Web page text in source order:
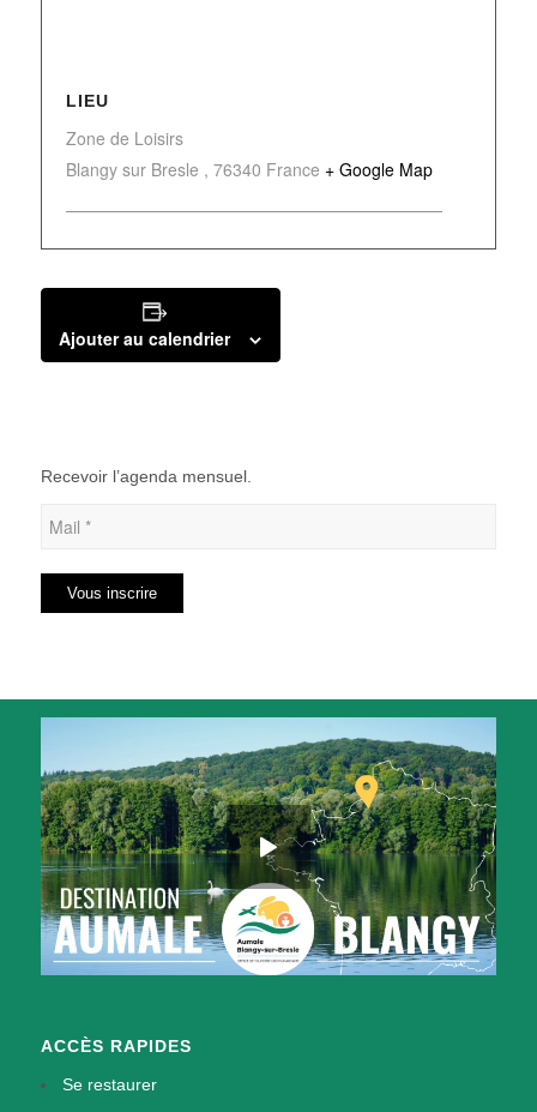
LIEU
Zone de Loisirs
Blangy sur Bresle , 76340 France + Google Map
Ajouter au calendrier
Recevoir l’agenda mensuel.
ACCÈS RAPIDES
Se restaurer